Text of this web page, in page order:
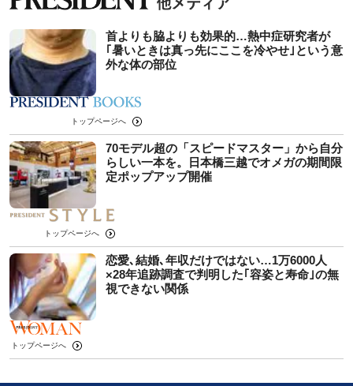
首よりも脇よりも効果的…熱中症研究者が
｢暑いときは真っ先にここを冷やせ｣という意
外な体の部位
トップページへ
70モデル超の「スピードマスター」から自分
らしい一本を。日本橋三越でオメガの期間限
定ポップアップ開催
トップページへ
恋愛､結婚､年収だけではない…1万6000人
×28年追跡調査で判明した｢容姿と寿命｣の無
視できない関係
トップページへ